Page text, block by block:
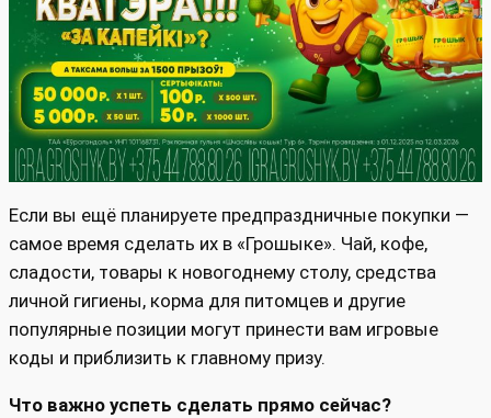
Если вы ещё планируете предпраздничные покупки —
самое время сделать их в «Грошыке». Чай, кофе,
сладости, товары к новогоднему столу, средства
личной гигиены, корма для питомцев и другие
популярные позиции могут принести вам игровые
коды и приблизить к главному призу.
Что важно успеть сделать прямо сейчас?